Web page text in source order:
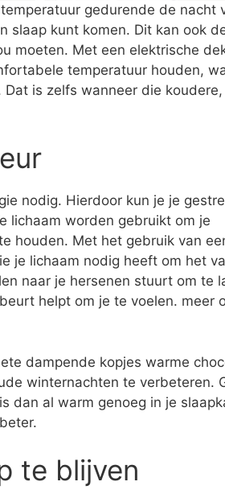
gedurende de nacht
slaap kunt komen. Dit kan ook
moeten. Met een elektrische
temperatuur houden,
is zelfs wanneer die
nodig. Hierdoor kun je je
lichaam worden gebruikt om je
houden. Met het gebruik van
je lichaam nodig heeft om het
naar je hersenen stuurt om te
helpt om je te voelen. meer
dampende kopjes warme
winternachten te verbeteren.
dan al warm genoeg in je
te blijven